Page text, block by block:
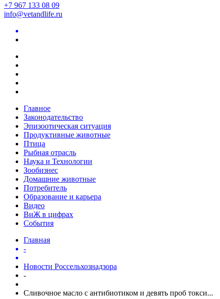
+7 967 133 08 09
info@vetandlife.ru
Главное
Законодательство
Эпизоотическая ситуация
Продуктивные животные
Птица
Рыбная отрасль
Наука и Технологии
Зообизнес
Домашние животные
Потребитель
Образование и карьера
Видео
ВиЖ в цифрах
События
Главная
-
Новости Россельхознадзора
-
Сливочное масло с антибиотиком и девять проб токси...